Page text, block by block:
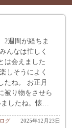
2週間が経ちま
んなは忙しく
は会えました
しそうによく
たね。 お正月
被り物をさせら
ましたね。懐…
2025年12月23日
グ